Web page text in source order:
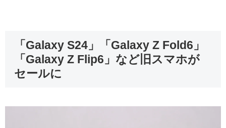
「Galaxy S24」「Galaxy Z Fold6」
「Galaxy Z Flip6」など旧スマホが
セールに